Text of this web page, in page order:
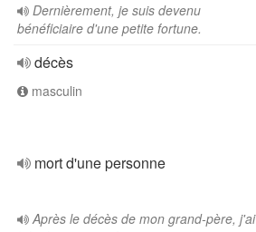
Dernièrement, je suis devenu
bénéficiaire d'une petite fortune.
décès
masculin
mort d'une personne
Après le décès de mon grand-père, j'ai